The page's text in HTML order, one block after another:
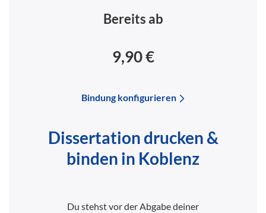
Bereits ab
9,90 €
Bindung konfigurieren
Dissertation drucken &
binden in Koblenz
Du stehst vor der Abgabe deiner